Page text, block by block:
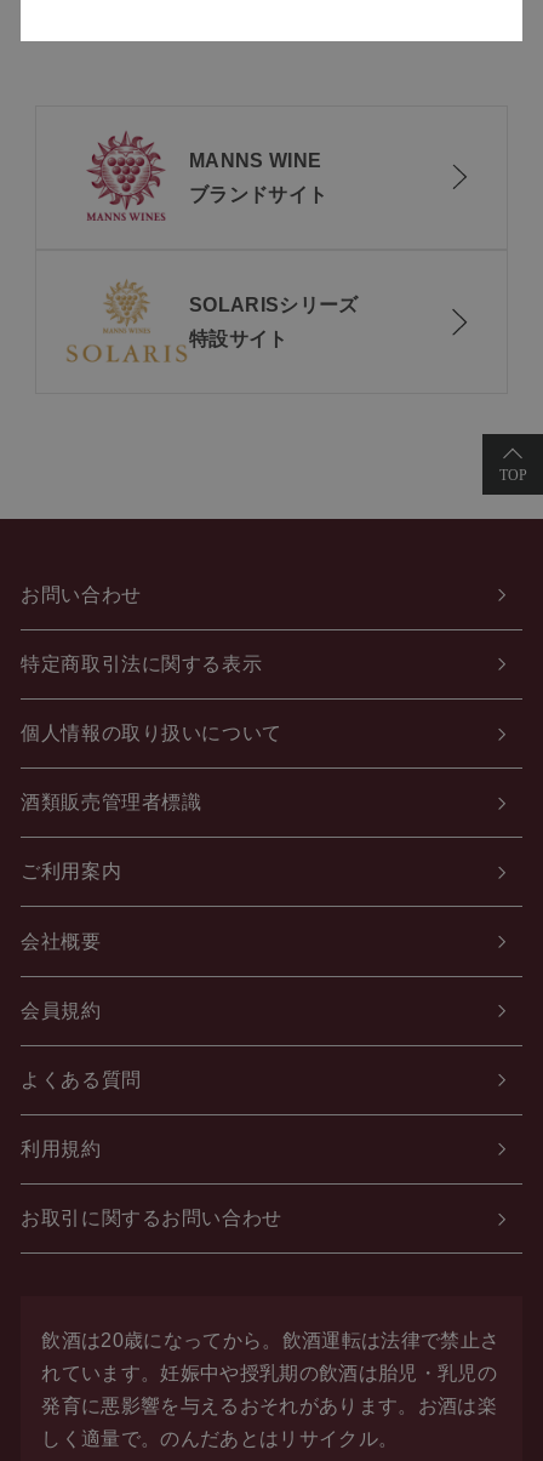
MANNS WINE
ブランドサイト
SOLARISシリーズ
特設サイト
お問い合わせ
特定商取引法に関する表示
個人情報の取り扱いについて
酒類販売管理者標識
ご利用案内
会社概要
会員規約
よくある質問
利用規約
お取引に関するお問い合わせ
飲酒は20歳になってから。飲酒運転は法律で禁止さ
れています。妊娠中や授乳期の飲酒は胎児・乳児の
発育に悪影響を与えるおそれがあります。お酒は楽
しく適量で。のんだあとはリサイクル。